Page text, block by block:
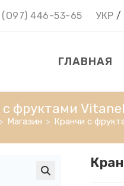
(О97) 446-53-65 УКР /
ГЛАВНАЯ
фруктами
> Магазин > Кранчи с